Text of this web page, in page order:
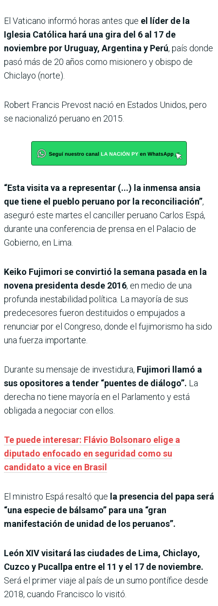
El Vaticano informó horas antes que el líder de la
Iglesia Católica hará una gira del 6 al 17 de
noviembre por Uruguay, Argentina y Perú, país donde
pasó más de 20 años como misionero y obispo de
Chiclayo (norte).
Robert Francis Prevost nació en Estados Unidos, pero
se nacionalizó peruano en 2015.
“Esta visita va a representar (...) la inmensa ansia
que tiene el pueblo peruano por la reconciliación”,
aseguró este martes el canciller peruano Carlos Espá,
durante una conferencia de prensa en el Palacio de
Gobierno, en Lima.
Keiko Fujimori se convirtió la semana pasada en la
novena presidenta desde 2016, en medio de una
profunda inestabilidad política. La mayoría de sus
predecesores fueron destituidos o empujados a
renunciar por el Congreso, donde el fujimorismo ha sido
una fuerza importante.
Durante su mensaje de investidura, Fujimori llamó a
sus opositores a tender “puentes de diálogo”. La
derecha no tiene mayoría en el Parlamento y está
obligada a negociar con ellos.
Te puede interesar: Flávio Bolsonaro elige a
diputado enfocado en seguridad como su
candidato a vice en Brasil
El ministro Espá resaltó que la presencia del papa será
“una especie de bálsamo” para una “gran
manifestación de unidad de los peruanos”.
León XIV visitará las ciudades de Lima, Chiclayo,
Cuzco y Pucallpa entre el 11 y el 17 de noviembre.
Será el primer viaje al país de un sumo pontífice desde
2018, cuando Francisco lo visitó.